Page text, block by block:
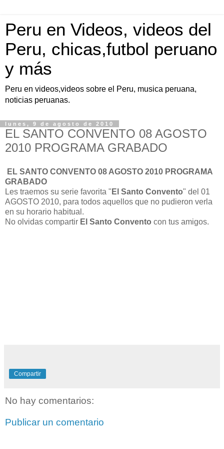
Peru en Videos, videos del
Peru, chicas,futbol peruano
y más
Peru en videos,videos sobre el Peru, musica peruana,
noticias peruanas.
lunes, 9 de agosto de 2010
EL SANTO CONVENTO 08 AGOSTO
2010 PROGRAMA GRABADO
EL SANTO CONVENTO 08 AGOSTO 2010 PROGRAMA
GRABADO
Les traemos su serie favorita " El Santo Convento" del 01
AGOSTO 2010, para todos aquellos que no pudieron verla
en su horario habitual.
No olvidas compartir El Santo Convento con tus amigos.
Compartir
No hay comentarios:
Publicar un comentario